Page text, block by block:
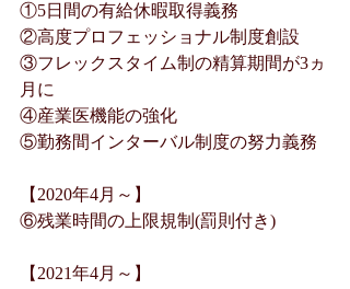
①5日間の有給休暇取得義務
②高度プロフェッショナル制度創設
③フレックスタイム制の精算期間が3ヵ
月に
④産業医機能の強化
⑤勤務間インターバル制度の努力義務
【2020年4月～】
⑥残業時間の上限規制(罰則付き)
【2021年4月～】